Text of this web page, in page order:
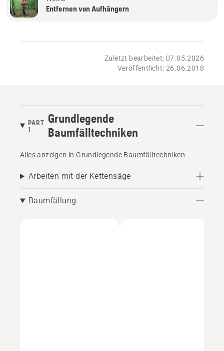
Entfernen von Aufhängern
Zuletzt bearbeitet: 07.05.2026
Veröffentlicht: 26.06.2018
PART
1
Grundlegende
Baumfälltechniken
Alles anzeigen in Grundlegende Baumfälltechniken
Arbeiten mit der Kettensäge
Baumfällung